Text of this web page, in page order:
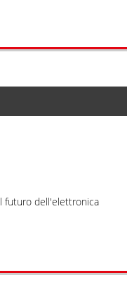
futuro dell'elettronica